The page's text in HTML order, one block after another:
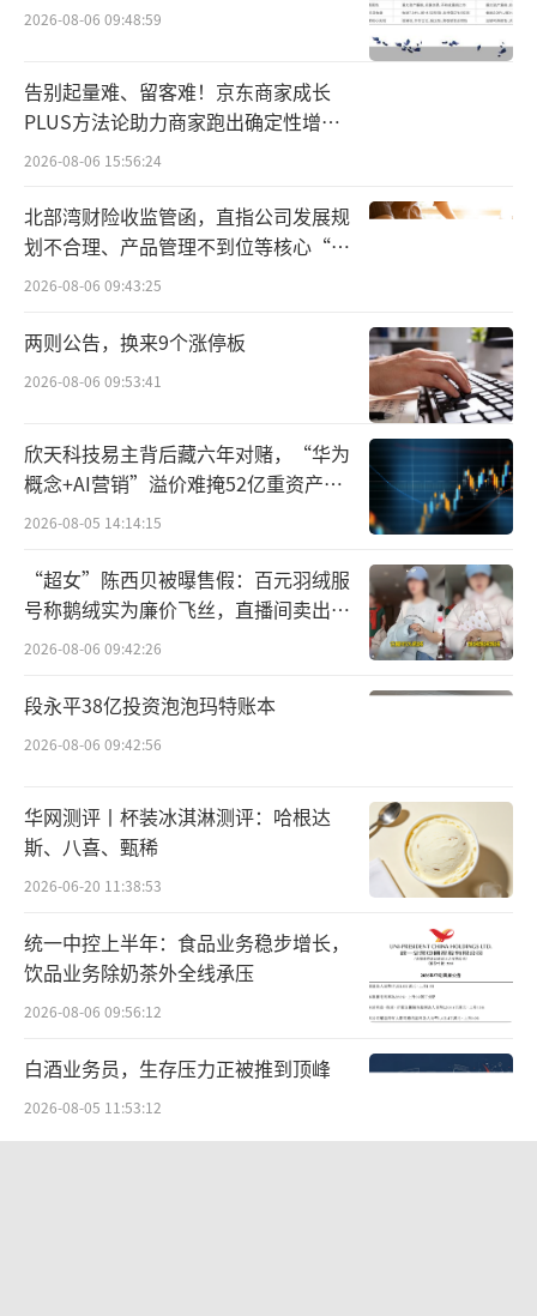
今年前三季度，小牛电动销量合计为69.77
万辆，同比增长21.91%。
同期，九号电动的销量为213.47万辆，同
的三分之一，已经远远落后九号电动。
要知道，三年前，小牛电动的销量还是遥
公开数据显示，2021年，九号电动销量约4
2万辆，小牛电动的销量为103.79万辆，是九号
电动的2倍多。一年后的2022年，九号电动销量
接近翻倍，达到82.62辆，而小牛电动则下降至
2023年，九号电动实现了完美超越，销量
达到147.15万辆，小牛电动的销量继续萎缩，
只有70.98万辆。九号电动的销量是小牛电动的
今年前三季度的数据显示，小牛电动的销
量与九号电动之间的差距越来越大。
2026-08-06 09:48:59
告别起量难、留客难！京东商家成长
PLUS方法论助力商家跑出确定性增长
路径
2026-08-06 15:56:24
北部湾财险收监管函，直指公司发展规
划不合理、产品管理不到位等核心“痛
点”
2026-08-06 09:43:25
两则公告，换来9个涨停板
2026-08-06 09:53:41
欣天科技易主背后藏六年对赌，“华为
概念+AI营销”溢价难掩52亿重资产考
验
2026-08-05 14:14:15
“超女”陈西贝被曝售假：百元羽绒服
号称鹅绒实为廉价飞丝，直播间卖出超
百万元
2026-08-06 09:42:26
段永平38亿投资泡泡玛特账本
2026-08-06 09:42:56
华网测评丨杯装冰淇淋测评：哈根达
斯、八喜、甄稀
2026-06-20 11:38:53
统一中控上半年：食品业务稳步增长，
饮品业务除奶茶外全线承压
2026-08-06 09:56:12
白酒业务员，生存压力正被推到顶峰
2026-08-05 11:53:12